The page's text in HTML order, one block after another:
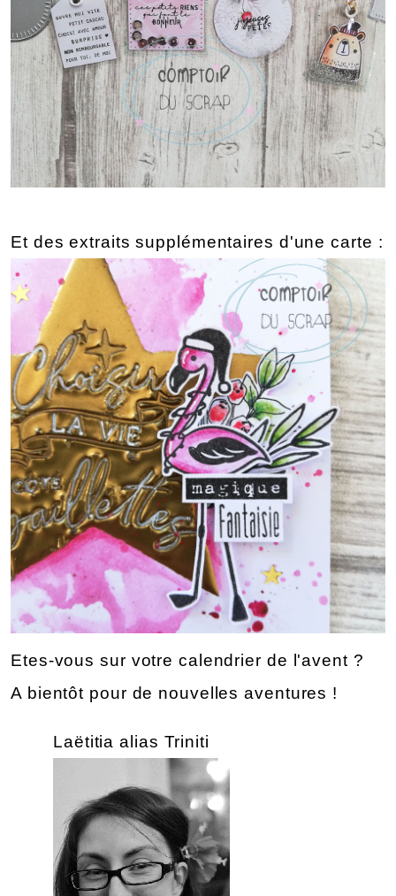
Et des extraits supplémentaires d'une carte :
Etes-vous sur votre calendrier de l'avent ?
A bientôt pour de nouvelles aventures !
Laëtitia alias Triniti